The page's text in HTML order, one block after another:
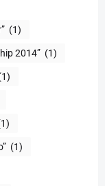
(1)
2014” (1)
(1)